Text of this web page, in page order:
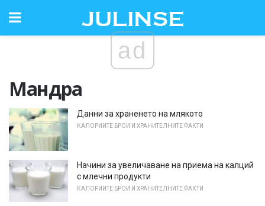
ad
Мандра
Данни за храненето на млякото
КАЛОРИИТЕ БРОИ И ХРАНИТЕЛНИТЕ ФАКТИ
Начини за увеличаване на приема на калций
с млечни продукти
КАЛОРИИТЕ БРОИ И ХРАНИТЕЛНИТЕ ФАКТИ